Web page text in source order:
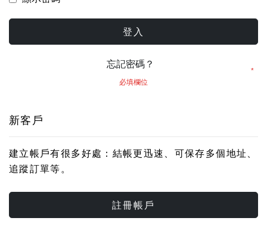
登入
忘記密碼？
新客戶
建立帳戶有很多好處：結帳更迅速、可保存多個地址、
追蹤訂單等。
註冊帳戶